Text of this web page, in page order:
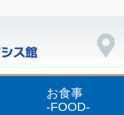
お食事
-FOOD-